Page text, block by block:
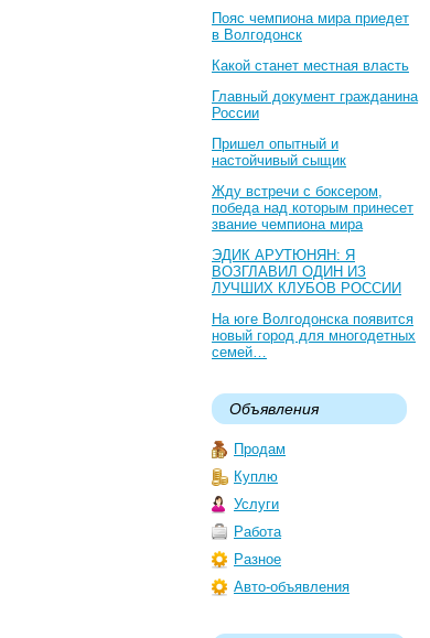
Пояс чемпиона мира приедет
в Волгодонск
Какой станет местная власть
Главный документ гражданина
России
Пришел опытный и
настойчивый сыщик
Жду встречи с боксером,
победа над которым принесет
звание чемпиона мира
ЭДИК АРУТЮНЯН: Я
ВОЗГЛАВИЛ ОДИН ИЗ
ЛУЧШИХ КЛУБОВ РОССИИ
На юге Волгодонска появится
новый город для многодетных
семей…
Объявления
Продам
Куплю
Услуги
Работа
Разное
Авто-объявления